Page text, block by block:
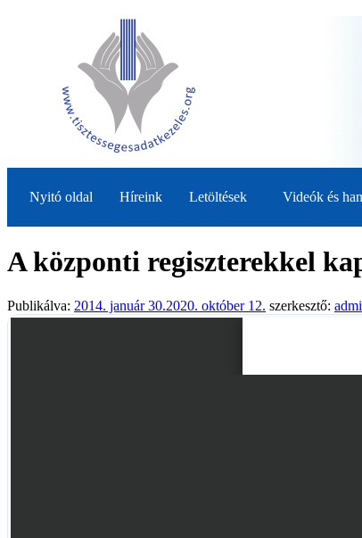
Nyitó oldal Híreink Letöltések Videók és
A központi regiszterekkel
Publikálva: 2014. január 30.2020. október 12. szerkesztő: